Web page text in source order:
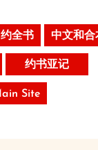
全书 中文和合
约书亚记
Site